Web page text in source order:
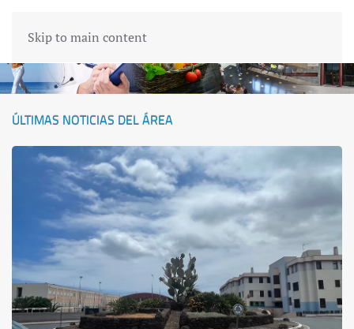
Skip to main content
ÚLTIMAS NOTICIAS DEL ÁREA